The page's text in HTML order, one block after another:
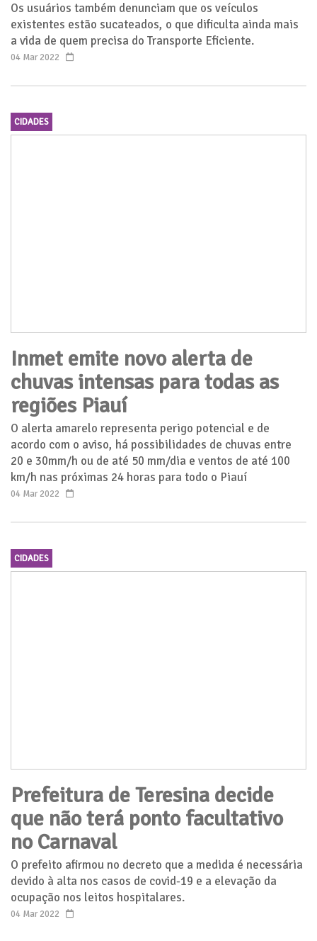
Os usuários também denunciam que os veículos
existentes estão sucateados, o que dificulta ainda mais
a vida de quem precisa do Transporte Eficiente.
04 Mar 2022
CIDADES
Inmet emite novo alerta de
chuvas intensas para todas as
regiões Piauí
O alerta amarelo representa perigo potencial e de
acordo com o aviso, há possibilidades de chuvas entre
20 e 30mm/h ou de até 50 mm/dia e ventos de até 100
km/h nas próximas 24 horas para todo o Piauí
04 Mar 2022
CIDADES
Prefeitura de Teresina decide
que não terá ponto facultativo
no Carnaval
O prefeito afirmou no decreto que a medida é necessária
devido à alta nos casos de covid-19 e a elevação da
ocupação nos leitos hospitalares.
04 Mar 2022